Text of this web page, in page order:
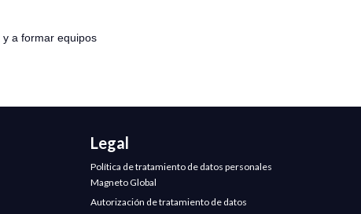
a formar equipos
Legal
Política de tratamiento de datos personales
Magneto Global
Autorización de tratamiento de datos